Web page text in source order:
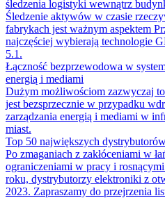
śledzenia logistyki wewnątrz
Śledzenie aktywów w czasie
fabrykach jest ważnym aspektem
najczęściej wybierają technologie
5.1.
Łączność bezprzewodowa w
energią i mediami
Dużym możliwościom zazwyczaj
jest bezsprzecznie w przypadku
zarządzania energią i mediami w
miast.
Top 50 największych
Po zmaganiach z zakłóceniami w
ograniczeniami w pracy i
roku, dystrybutorzy elektroniki z
2023. Zapraszamy do przejrzenia